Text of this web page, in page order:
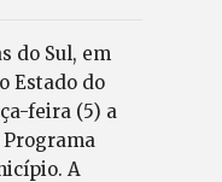
do Sul, em
Estado do
feira (5) a
A